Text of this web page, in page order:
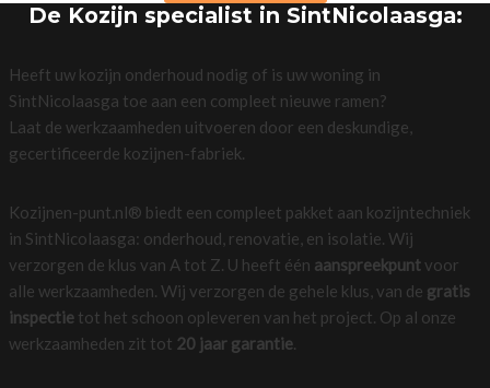
De Kozijn specialist in SintNicolaasga:
Heeft uw kozijn onderhoud nodig of is uw woning in
SintNicolaasga toe aan een compleet nieuwe ramen?
Laat de werkzaamheden uitvoeren door een deskundige,
gecertificeerde kozijnen-fabriek.
Kozijnen-punt.nl® biedt een compleet pakket aan kozijntechniek
in SintNicolaasga: onderhoud, renovatie, en isolatie. Wij
verzorgen de klus van A tot Z. U heeft één aanspreekpuntvoor
alle werkzaamheden. Wij verzorgen de gehele klus, van de gratis
inspectietot het schoon opleveren van het project. Op al onze
werkzaamheden zit tot 20 jaar garantie.